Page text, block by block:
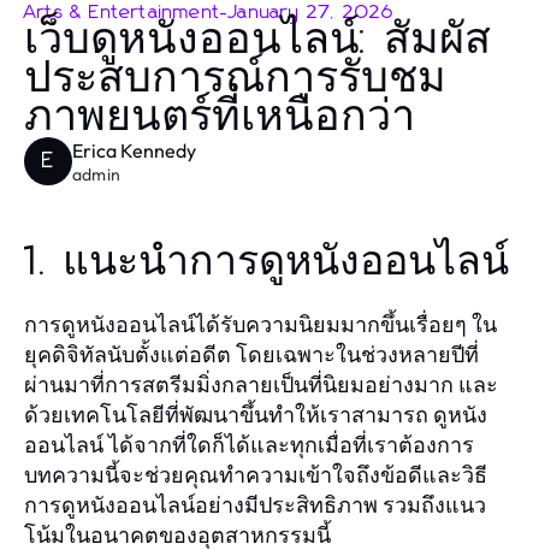
Arts & Entertainment-January 27, 2026
เว็บดูหนังออนไลน์: สัมผัส
ประสบการณ์การรับชม
ภาพยนตร์ที่เหนือกว่า
E Erica Kennedy
admin
1. แนะนำการดูหนังออนไลน์
การดูหนังออนไลน์ได้รับความนิยมมากขึ้นเรื่อยๆ ใน
ยุคดิจิทัลนับตั้งแต่อดีต โดยเฉพาะในช่วงหลายปีที่
ผ่านมาที่การสตรีมมิ่งกลายเป็นที่นิยมอย่างมาก และ
ด้วยเทคโนโลยีที่พัฒนาขึ้นทำให้เราสามารถ ดูหนัง
ออนไลน์ได้จากที่ใดก็ได้และทุกเมื่อที่เราต้องการ
บทความนี้จะช่วยคุณทำความเข้าใจถึงข้อดีและวิธี
การดูหนังออนไลน์อย่างมีประสิทธิภาพ รวมถึงแนว
โน้มในอนาคตของอุตสาหกรรมนี้